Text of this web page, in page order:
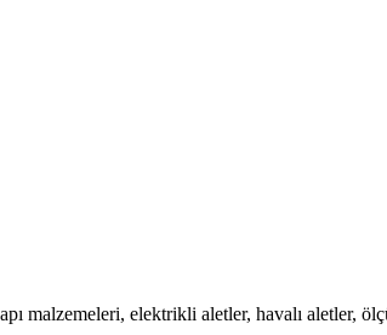
malzemeleri, elektrikli aletler, havalı aletler,